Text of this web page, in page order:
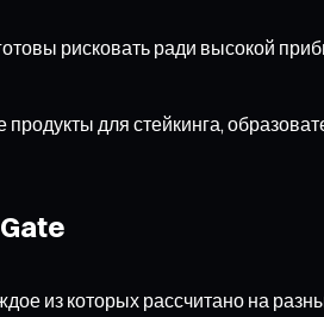
рисковать ради высокой
для стейкинга,
из которых рассчитано на